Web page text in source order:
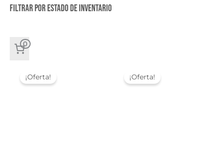
Filtrar por estado de inventario
0
¡Oferta! ¡Oferta!